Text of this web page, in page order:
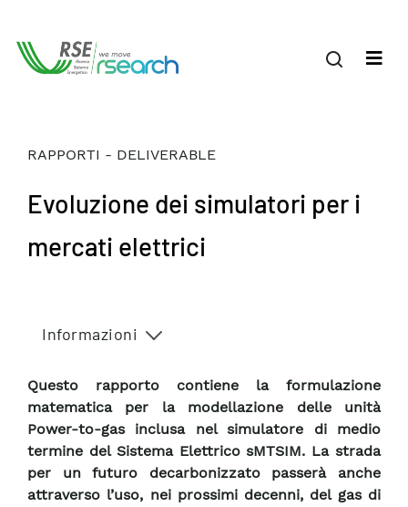
RAPPORTI - DELIVERABLE
Evoluzione dei simulatori per i
mercati elettrici
Informazioni
Questo rapporto contiene la formulazione
matematica per la modellazione delle unità
Power-to-gas inclusa nel simulatore di medio
termine del Sistema Elettrico sMTSIM. La strada
per un futuro decarbonizzato passerà anche
attraverso l’uso, nei prossimi decenni, del gas di